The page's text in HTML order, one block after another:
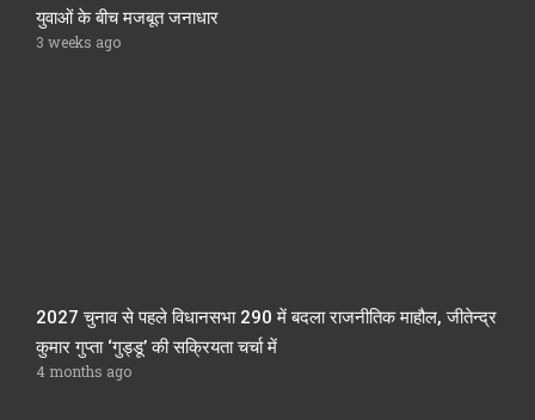
युवाओं के बीच मजबूत जनाधार
3 weeks ago
2027 चुनाव से पहले विधानसभा 290 में बदला राजनीतिक माहौल, जीतेन्द्र
कुमार गुप्ता ‘गुड्डू’ की सक्रियता चर्चा में
4 months ago